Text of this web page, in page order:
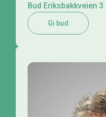
Bud Eriksbakkveien 3
Gi bud